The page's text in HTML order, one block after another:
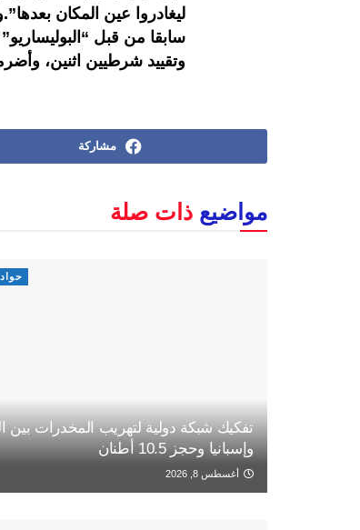
ليغادروا عين المكان
سابقا من قبل
وتقييد شرطيين اثنين،
مشاركة
مواضيع ذات صلة
تفكيك شبكة دولية لتهريب المخدرات بين
وإسبانيا وحجز 10.5 أطنان
أغسطس 8, 2026